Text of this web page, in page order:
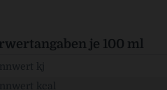
je 100 ml
kj